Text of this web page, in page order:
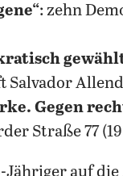
: zehn
Gegen
Straße 77
auf